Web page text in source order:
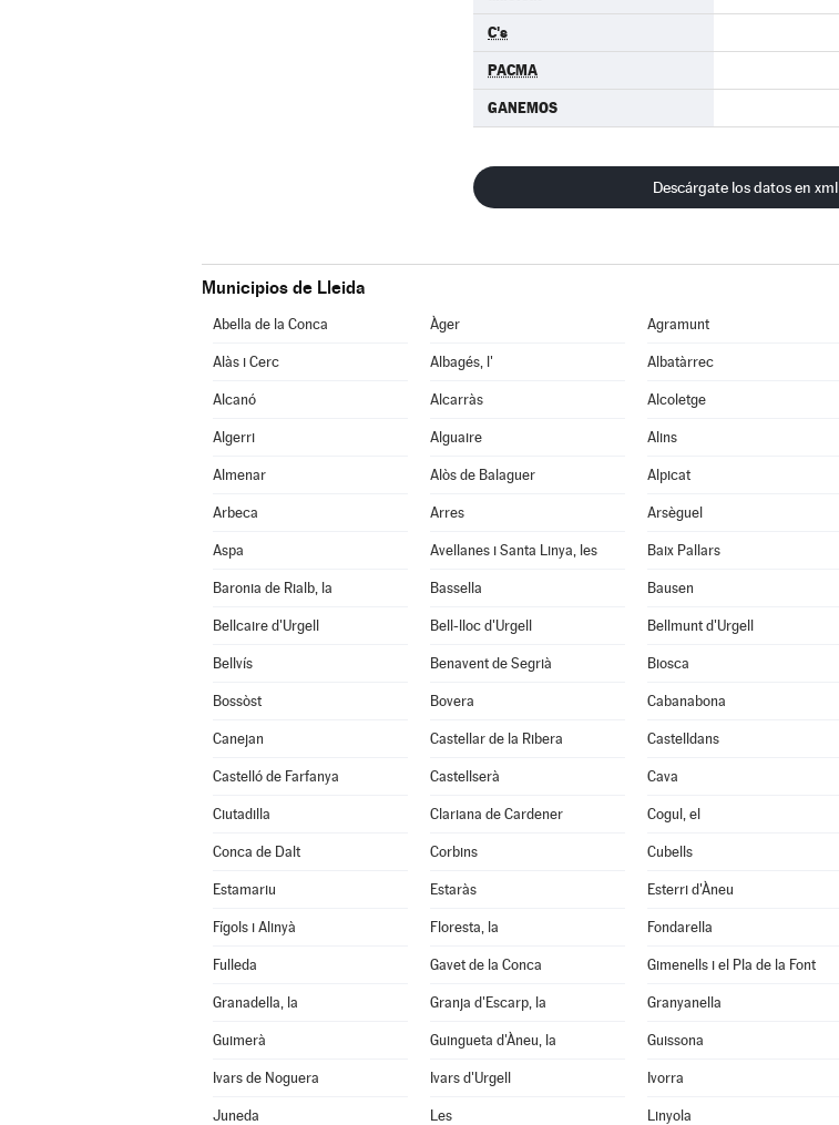
C's
PACMA
GANEMOS
Descárgate los datos en xml
Municipios de Lleida
Abella de la Conca Àger Agramunt
Alàs i Cerc Albagés, l' Albatàrrec
Alcanó Alcarràs Alcoletge
Algerri Alguaire Alins
Almenar Alòs de Balaguer Alpicat
Arbeca Arres Arsèguel
Aspa Avellanes i Santa Linya, les Baix Pallars
Baronia de Rialb, la Bassella Bausen
Bellcaire d'Urgell Bell-lloc d'Urgell Bellmunt d'Urgell
Bellvís Benavent de Segrià Biosca
Bossòst Bovera Cabanabona
Canejan Castellar de la Ribera Castelldans
Castelló de Farfanya Castellserà Cava
Ciutadilla Clariana de Cardener Cogul, el
Conca de Dalt Corbins Cubells
Estamariu Estaràs Esterri d'Àneu
Fígols i Alinyà Floresta, la Fondarella
Fulleda Gavet de la Conca Gimenells i el Pla de la Font
Granadella, la Granja d'Escarp, la Granyanella
Guimerà Guingueta d'Àneu, la Guissona
Ivars de Noguera Ivars d'Urgell Ivorra
Juneda Les Linyola